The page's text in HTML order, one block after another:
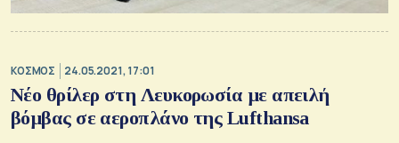
ΚΟΣΜΟΣ 24.05.2021, 17:01
Νέο θρίλερ στη Λευκορωσία με απειλή
βόμβας σε αεροπλάνο της Lufthansa